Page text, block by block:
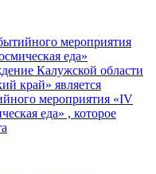
мероприятия
еда»
Калужской области
край» является
мероприятия «IV
еда» , которое